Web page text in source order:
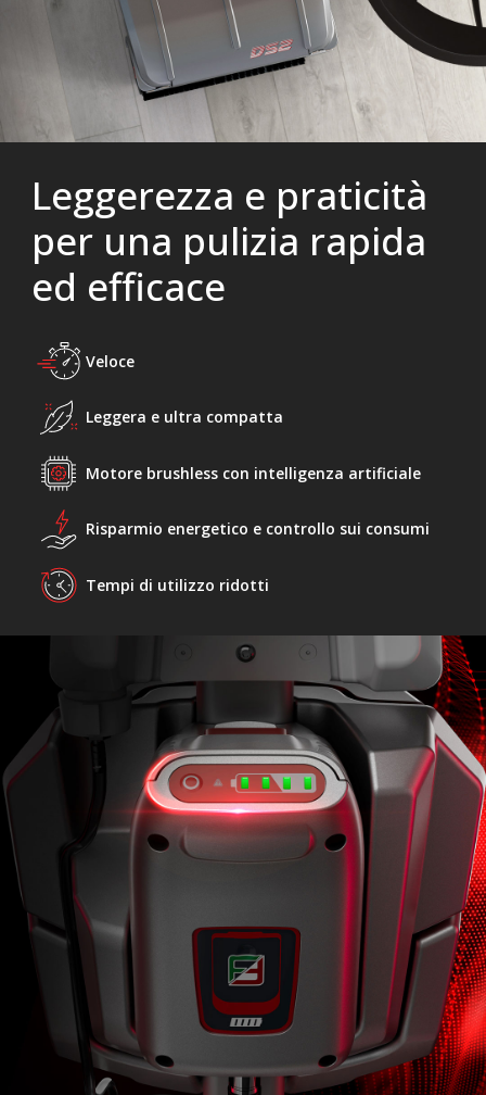
Leggerezza e praticità
per una pulizia rapida
ed efficace
Veloce
Leggera e ultra compatta
Motore brushless con intelligenza artificiale
Risparmio energetico e controllo sui consumi
Tempi di utilizzo ridotti